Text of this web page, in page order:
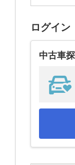
ログイン
中古車